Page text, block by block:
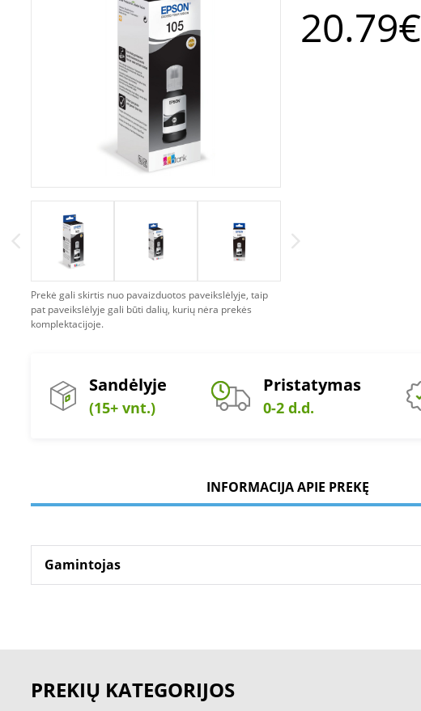
Prekė gali skirtis nuo pavaizduotos paveikslėlyje, taip
pat paveikslėlyje gali būti dalių, kurių nėra prekės
komplektacijoje.
20.79€
Sandėlyje
(15+ vnt.)
Pristatymas
0-2 d.d.
INFORMACIJA APIE PREKĘ
Gamintojas
PREKIŲ KATEGORIJOS